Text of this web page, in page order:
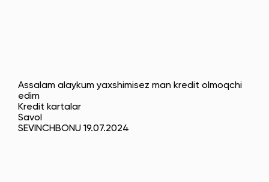
Assalam alaykum yaxshimisez man kredit olmoqchi
edim
Kredit kartalar
Savol
SEVINCHBONU 19.07.2024